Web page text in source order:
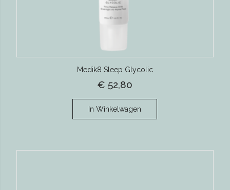
Medik8 Sleep Glycolic
€ 52,80
In Winkelwagen